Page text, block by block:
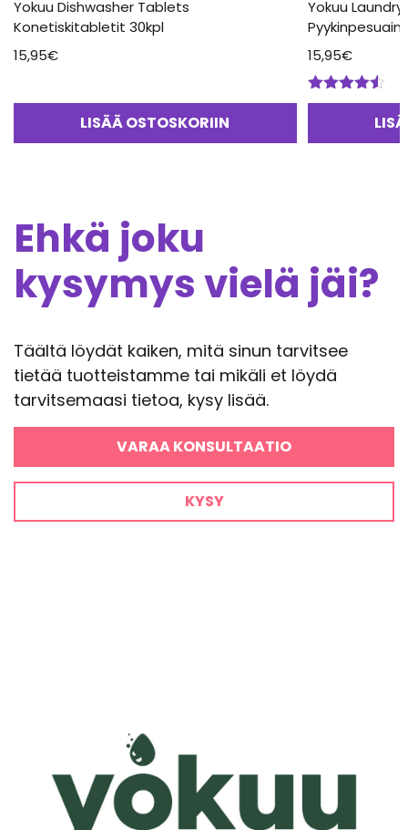
Yokuu Dishwasher Tablets
Konetiskitabletit 30kpl
15,95€
LISÄÄ OSTOSKORIIN
Yokuu
15,95€
Arvostelu
Ehkä joku
kysymys vielä jäi?
Täältä löydät kaiken, mitä sinun tarvitsee
tietää tuotteistamme tai mikäli et löydä
tarvitsemaasi tietoa, kysy lisää.
VARAA KONSULTAATIO
KYSY